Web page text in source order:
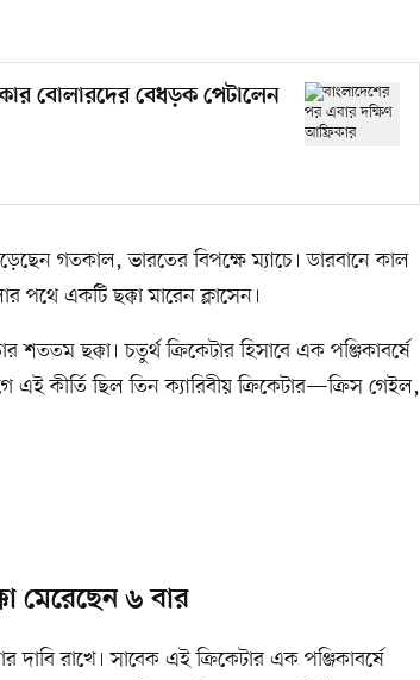
বোলারদের বেধড়ক পেটালেন
গতকাল, ভারতের বিপক্ষে ম্যাচে। ডারবানে কাল
পথে একটি ছক্কা মারেন ক্লাসেন।
শততম ছক্কা। চতুর্থ ক্রিকেটার হিসাবে এক পঞ্জিকাবর্ষে
এই কীর্তি ছিল তিন ক্যারিবীয় ক্রিকেটার—ক্রিস গেইল,
মেরেছেন ৬ বার
রাখে। সাবেক এই ক্রিকেটার এক পঞ্জিকাবর্ষে